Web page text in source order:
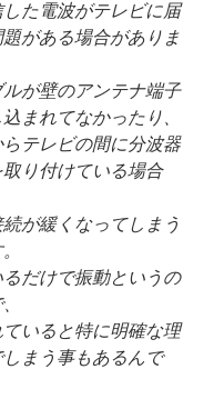
した電波がテレビに届
題がある場合がありま
ルが壁のアンテナ端子
まれてなかったり、
らテレビの間に分波器
り付けている場合
が緩くなってしまう
だけで振動というの
いると特に明確な理
まう事もあるんで